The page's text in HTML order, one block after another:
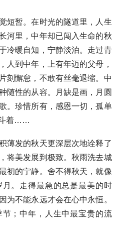
短暂。在时光的隧道里，人生
河里，中年却已闯入生命的秋
冷暖自知，宁静淡泊。走过青
人到中年，上有年迈的父母，
刻懈怠，不敢有丝毫退缩。中
随性的从容。月缺是画，月圆
。珍惜所有，感恩一切，孤单
斗着……
薄发的秋天更深层次地诠释了
将美发展到极致。秋雨洗去城
初的宁静。舍不得秋天，就像
。走得最急的总是最美的时
为不能永远才会在心中永恒。
；中年，人生中最宝贵的流